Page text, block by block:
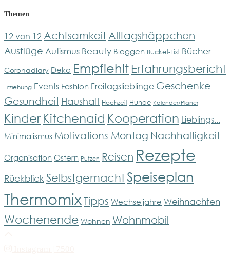
Themen
12 von 12 Achtsamkeit Alltagshäppchen
Ausflüge Autismus Beauty Bloggen Bucket-List Bücher
Coronadiary Deko Empfiehlt Erfahrungsbericht
Erziehung Events Fashion Freitagslieblinge Geschenke
Gesundheit Haushalt Hochzeit Hunde Kalender/Planer
Kinder Kitchenaid Kooperation Lieblings...
Minimalismus Motivations-Montag Nachhaltigkeit
Organisation Ostern Putzen Reisen Rezepte
RückblickSelbstgemachtSpeiseplan
Thermomix Tipps Wechseljahre Weihnachten
Wochenende Wohnen Wohnmobil